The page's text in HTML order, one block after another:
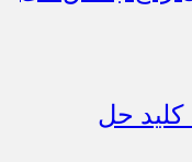
کلید حل